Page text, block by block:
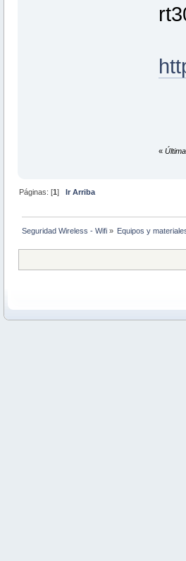
«
Páginas: [1] Ir Arriba
Seguridad Wireless - Wifi » Equipos y